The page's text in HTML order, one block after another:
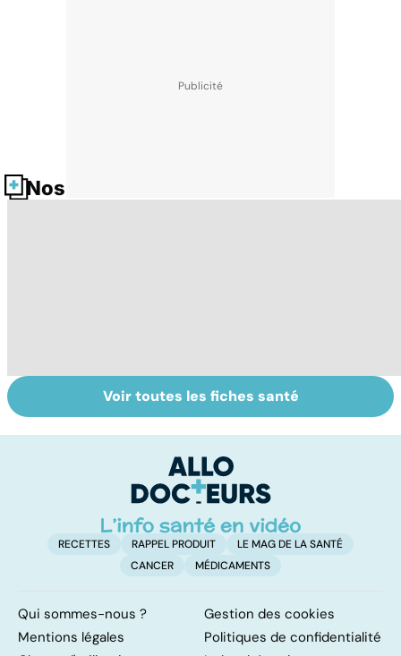
Nos fiches santé
Virus du Nil
occidental : ce
La tuberculose
pulmonaire
Voir toutes les fiches santé
RECETTES RAPPEL PRODUIT
LE MAG DE LA SANTÉ
CANCER
MÉDICAMENTS
Qui sommes-nous ?
Gestion des cookies
Mentions légales
Politiques de confidentialité